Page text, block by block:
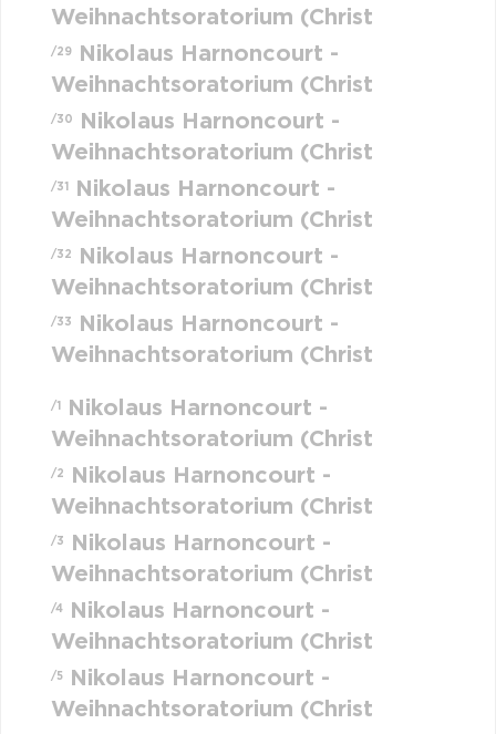
Weihnachtsoratorium (Christ
/29
Nikolaus Harnoncourt -
Weihnachtsoratorium (Christ
/30
Nikolaus Harnoncourt -
Weihnachtsoratorium (Christ
/31
Nikolaus Harnoncourt -
Weihnachtsoratorium (Christ
/32
Nikolaus Harnoncourt -
Weihnachtsoratorium (Christ
/33
Nikolaus Harnoncourt -
Weihnachtsoratorium (Christ
/1
Nikolaus Harnoncourt -
Weihnachtsoratorium (Christ
/2
Nikolaus Harnoncourt -
Weihnachtsoratorium (Christ
/3
Nikolaus Harnoncourt -
Weihnachtsoratorium (Christ
/4
Nikolaus Harnoncourt -
Weihnachtsoratorium (Christ
/5
Nikolaus Harnoncourt -
Weihnachtsoratorium (Christ